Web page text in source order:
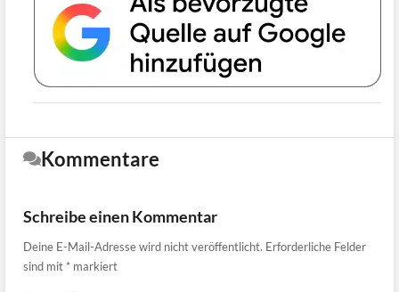
Kommentare
Schreibe einen Kommentar
Deine E-Mail-Adresse wird nicht veröffentlicht. Erforderliche Felder
sind mit * markiert